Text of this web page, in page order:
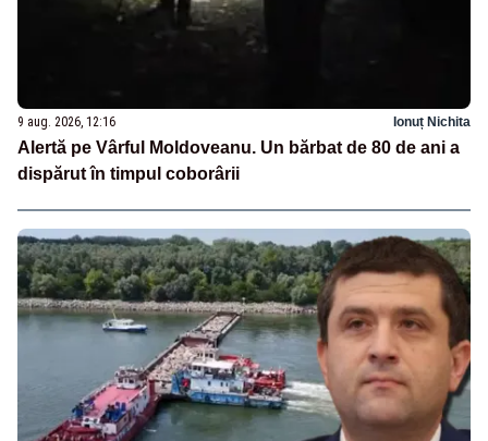
9 aug. 2026, 12:16 Ionuț Nichita
Alertă pe Vârful Moldoveanu. Un bărbat de 80 de ani a
dispărut în timpul coborârii